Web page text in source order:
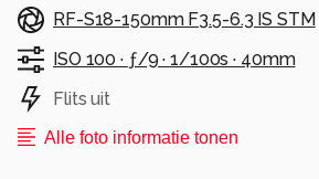
RF-S18-150mm F3.5-6.3 IS STM
ISO 100 · ƒ/9 ·1/100s · 40mm
Flits uit
Alle foto informatie tonen